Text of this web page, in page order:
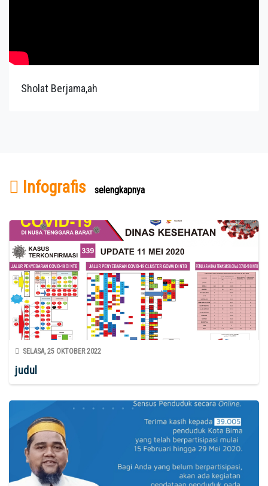
Sholat Berjama,ah
Infografis selengkapnya
SELASA, 25 OKTOBER 2022
judul